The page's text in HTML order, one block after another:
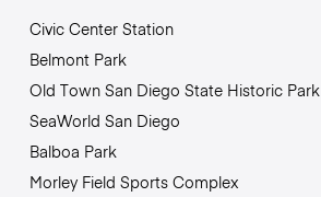
Civic Center Station
Belmont Park
Old Town San Diego State Historic Park
SeaWorld San Diego
Balboa Park
Morley Field Sports Complex